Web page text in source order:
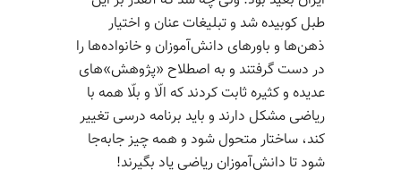
طبل کوبیده شد و تبلیغات عنان و اختیار
ذهن‌­ها و باورهای دانش‌­آموزان و خانواده­‌ها را
در دست گرفتند و به اصطلاح «پژوهش»های
عدیده و کثیره ثابت کردند که الّا و بلّا همه با
ریاضی مشکل دارند و باید برنامه درسی تغییر
کند، ساختار متحول شود و همه چیز جابه‌­جا
شود تا دانش‌­آموزان ریاضی یاد بگیرند!